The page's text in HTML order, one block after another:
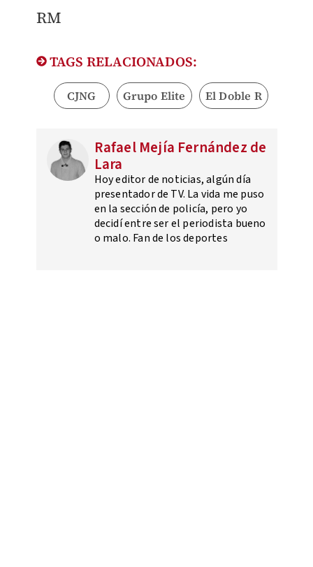
RM
TAGS RELACIONADOS:
CJNG Grupo Elite El Doble R
Rafael Mejía Fernández de
Lara
Hoy editor de noticias, algún día
presentador de TV. La vida me puso
en la sección de policía, pero yo
decidí entre ser el periodista bueno
o malo. Fan de los deportes